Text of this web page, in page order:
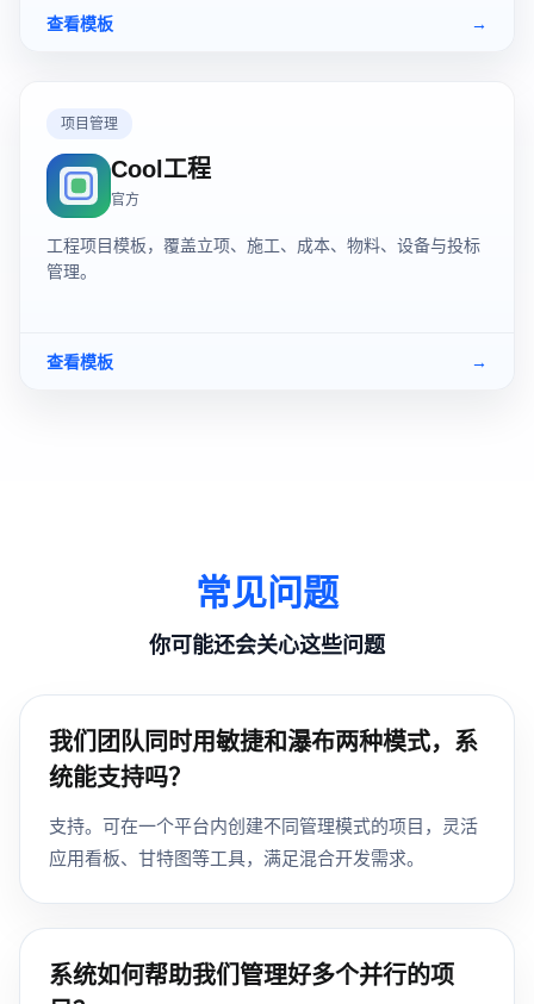
查看模板 →
项目管理
Cool工程
官方
工程项目模板，覆盖立项、施工、成本、物料、设备与投标
管理。
查看模板 →
常见问题
你可能还会关心这些问题
我们团队同时用敏捷和瀑布两种模式，系
统能支持吗？
支持。可在一个平台内创建不同管理模式的项目，灵活
应用看板、甘特图等工具，满足混合开发需求。
系统如何帮助我们管理好多个并行的项